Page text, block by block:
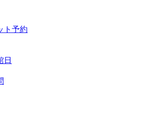
ト予約
日